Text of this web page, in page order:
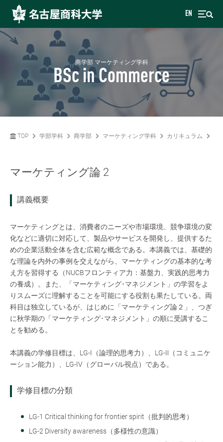
EN
商学部 マーケティング学科
BSc in Commerce
TOP 学部学科 商学部 マーケティング学科 カリキュラム
マーケティング論 2
講義概要
マーケティングとは、消費者のニーズや市場環境、競争環境の変
化などに適切に対応して、製品やサービスを開発し、提供するた
めの企業活動全体を含む広範な概念である。本講義では、基礎的
な理論を内外の事例を交えながら、マーケティングの基本的な考
え方を習得する（NUCBフロンティア力：基盤力、実践的思考力
の養成）。また、「マーケティング･マネジメント」の学習をよ
りスムーズに理解することを可能にする役割も果たしている。両
科目は独立しているが、はじめに「マーケティング論２」、つぎ
に秋学期の「マーケティング･マネジメント」の順に受講するこ
とを勧める。
本講義の学修目標は、LG-Ⅰ（論理的思考力）、LG-Ⅱ（コミュニケ
ーション能力）、LG-Ⅳ（グローバル視点）である。
学修目標の分類
LG-1 Critical thinking for frontier spirit（批判的思考）
LG-2 Diversity awareness（多様性の意識）